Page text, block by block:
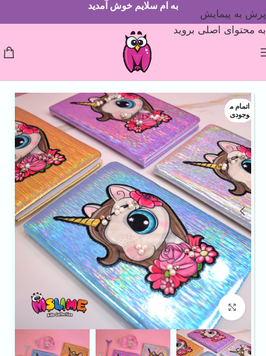
پرش به پیمایش
به محتوای اصلی بروید
به ام سلایم خوش آمدید
اتمام م
وجودی
بزرگنمایی تصویر